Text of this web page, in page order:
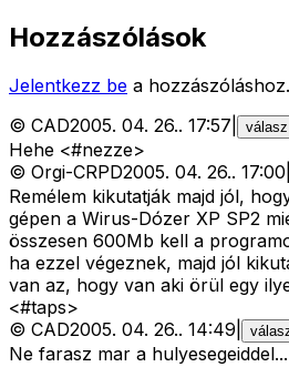
Hozzászólások
Jelentkezz be a hozzászóláshoz.
© CAD2005. 04. 26.. 17:57 válasz
Hehe <#nezze>
© Orgi-CRPD2005. 04. 26.. 17:00
Remélem kikutatják majd jól,
gépen a Wirus-Dózer XP SP2
összesen 600Mb kell a
ha ezzel végeznek, majd jól
van az, hogy van aki örül egy
<#taps>
© CAD2005. 04. 26.. 14:49
Ne farasz mar a hulyesegeiddel...